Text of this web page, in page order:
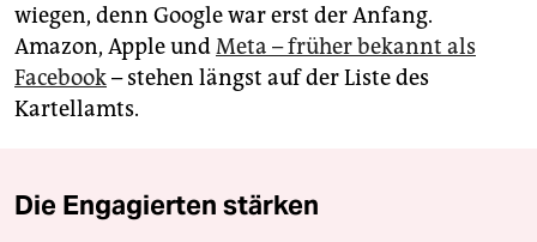
wiegen, denn Google war erst der Anfang.
Amazon, Apple undMeta – früher bekannt als
Facebook– stehen längst auf der Liste des
Kartellamts.
Die Engagierten stärken